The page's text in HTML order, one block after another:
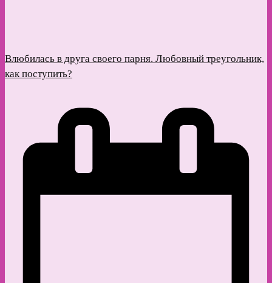
Влюбилась в друга своего парня. Любовный треугольник,
как поступить?